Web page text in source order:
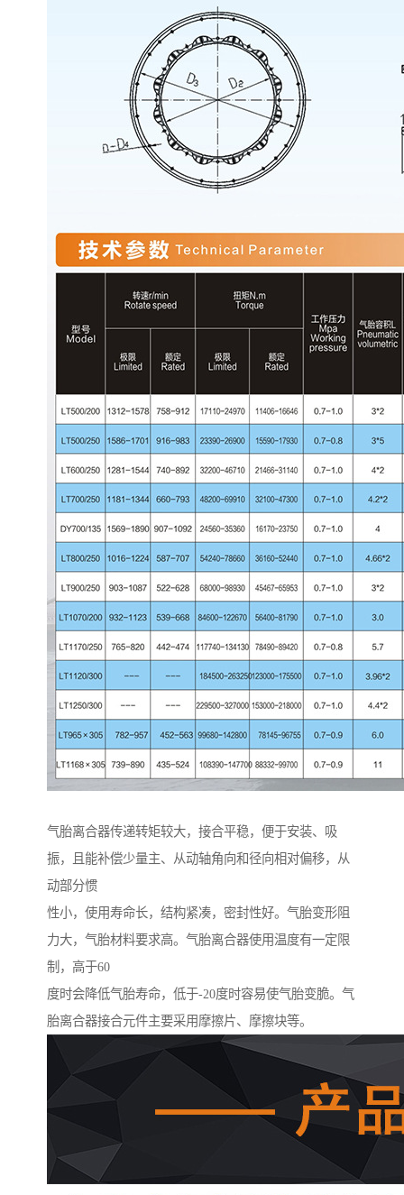
气胎离合器传递转矩较大，接合平稳，便于安装、吸
振，且能补偿少量主、从动轴角向和径向相对偏移，从
动部分惯
性小，使用寿命长，结构紧凑，密封性好。气胎变形阻
力大，气胎材料要求高。气胎离合器使用温度有一定限
制，高于60
度时会降低气胎寿命，低于-20度时容易使气胎变脆。气
胎离合器接合元件主要采用摩擦片、摩擦块等。